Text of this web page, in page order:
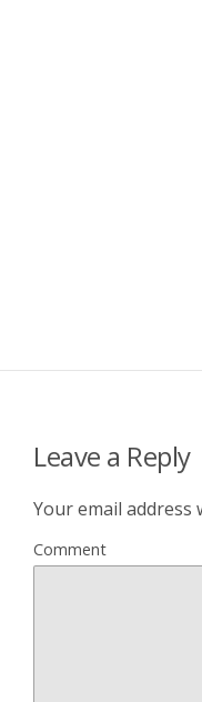
Leave a Reply
Your email address
Comment